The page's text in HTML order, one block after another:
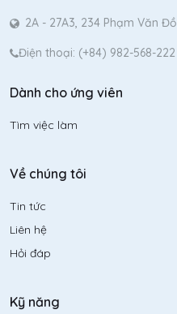
2A - 27A3, 234 Phạm Văn
Điện thoại: (+84) 982-568-222
Dành cho ứng viên
Tìm việc làm
Về chúng tôi
Tin tức
Liên hệ
Hỏi đáp
Kỹ năng